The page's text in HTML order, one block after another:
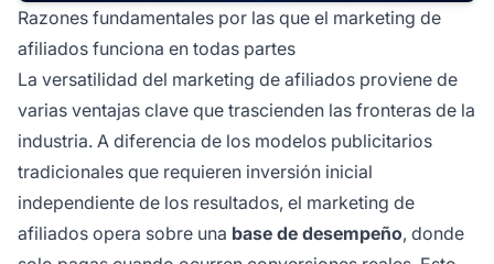
Razones fundamentales por las que el marketing de
afiliados funciona en todas partes
La versatilidad del marketing de afiliados proviene de
varias ventajas clave que trascienden las fronteras de la
industria. A diferencia de los modelos publicitarios
tradicionales que requieren inversión inicial
independiente de los resultados, el marketing de
afiliados opera sobre una base de desempeño, donde